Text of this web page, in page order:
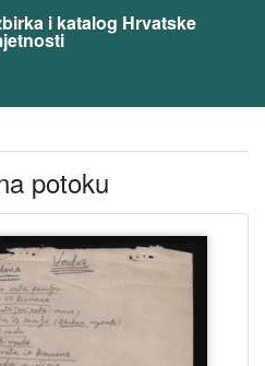
i katalog Hrvatske
potoku